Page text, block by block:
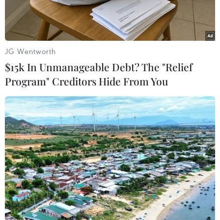
Hoạt động sản xuất tại Công ty cơ khí động lực Toàn cầu, Khu
công nghiệp Giang Điền, huyện Trảng Bom, tỉnh Đồng Nai.
(Ảnh: Hồng Đạt/TTXVN)
Thủ tướng Chính phủ Phạm Minh Chính vừa ký
Quyết định số 435/QĐ-TTg phân công thành viên
Chính phủ chủ trì đôn đốc làm việc với các địa
JG Wentworth
$15k In Unmanageable Debt? The "Relief
Program" Creditors Hide From You